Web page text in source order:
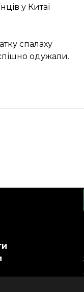
у Китаї
спалаху
одужали.